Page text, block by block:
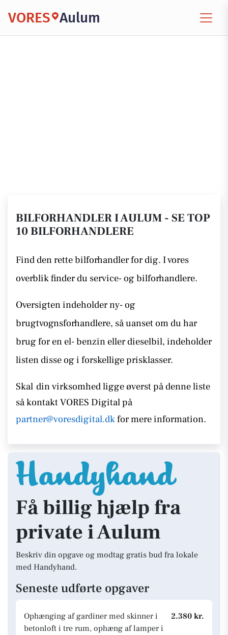
VORES Aulum
BILFORHANDLER I AULUM - SE TOP
10 BILFORHANDLERE
Find den rette bilforhandler for dig. I vores
overblik finder du service- og bilforhandlere.
Oversigten indeholder ny- og
brugtvognsforhandlere, så uanset om du har
brug for en el- benzin eller dieselbil, indeholder
listen disseog i forskellige prisklasser.
Skal din virksomhed ligge øverst på denne liste
så kontaktVORES Digital på
partner@voresdigital.dkfor mere information.
Få billig hjælp fra
private i Aulum
Beskriv din opgave og modtag gratis bud fra lokale
med Handyhand.
Seneste udførte opgaver
Ophænging af gardiner med skinner i
betonloft i tre rum, ophæng af lamper i
2.380 kr.